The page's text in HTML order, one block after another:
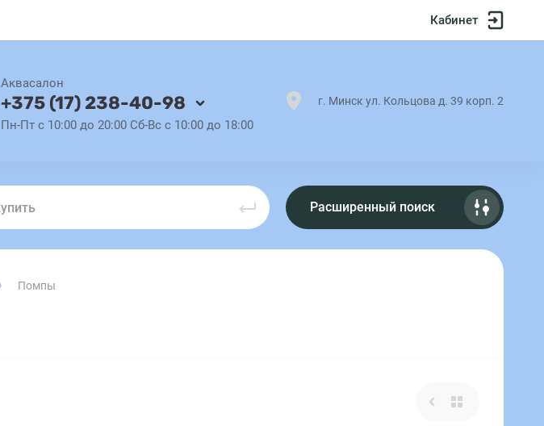
Кабинет
Аквасалон
+375 (17) 238-40-98
Пн-Пт с 10:00 до 20:00 Сб-Вс с 10:00 до 18:00
г. Минск ул. Кольцова д. 39 корп. 2
Расширенный поиск
Помпы